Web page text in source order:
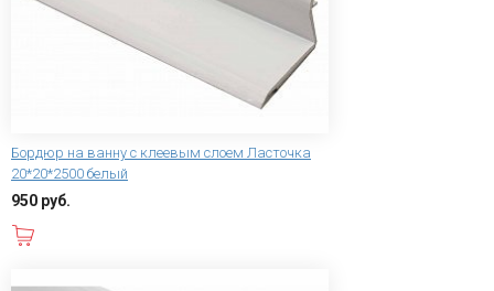
Бордюр на ванну с клеевым слоем Ласточка
20*20*2500 белый
950 руб.